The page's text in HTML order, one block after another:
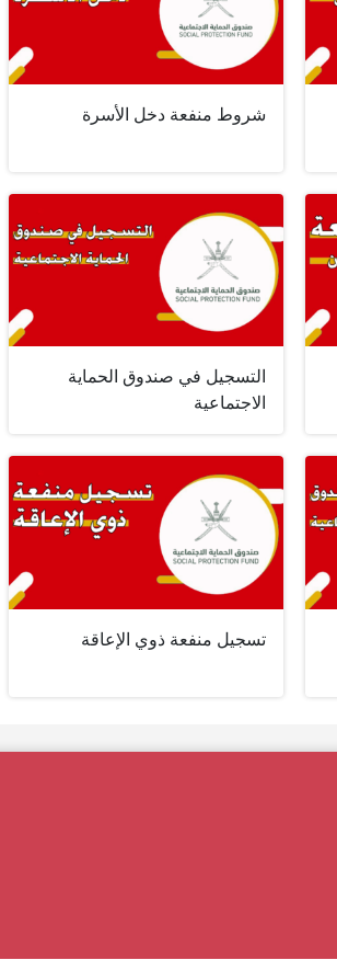
شروط منفعة دخل الأسرة
التسجيل في صندوق الحماية
الاجتماعية
تسجيل منفعة ذوي الإعاقة